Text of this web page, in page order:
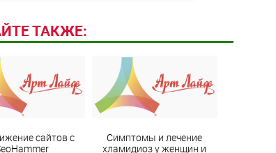
ТАКЖЕ:
сайтов с
Симптомы и лечение
хламидиоз у женщин и